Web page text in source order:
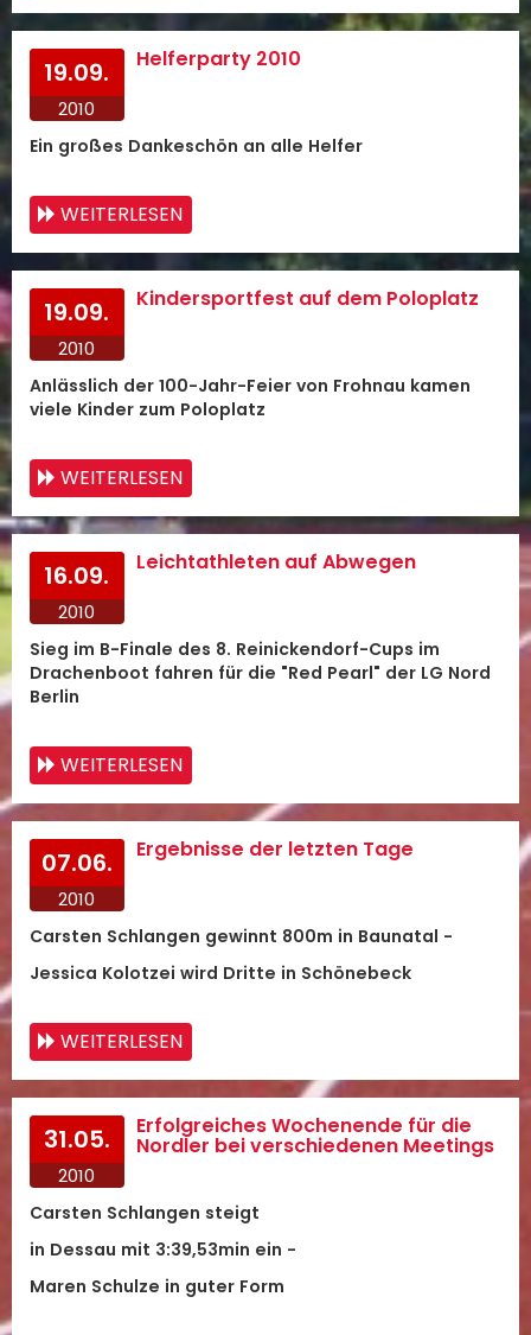
19.09.
2010
Helferparty 2010
Ein großes Dankeschön an alle Helfer
WEITERLESEN
19.09.
2010
Kindersportfest auf dem Poloplatz
Anlässlich der 100-Jahr-Feier von Frohnau kamen
viele Kinder zum Poloplatz
WEITERLESEN
16.09.
2010
Leichtathleten auf Abwegen
Sieg im B-Finale des 8. Reinickendorf-Cups im
Drachenboot fahren für die "Red Pearl" der LG Nord
Berlin
WEITERLESEN
07.06.
2010
Ergebnisse der letzten Tage
Carsten Schlangen gewinnt 800m in Baunatal -
Jessica Kolotzei wird Dritte in Schönebeck
WEITERLESEN
31.05.
2010
Erfolgreiches Wochenende für die
Nordler bei verschiedenen Meetings
Carsten Schlangen steigt
in Dessau mit 3:39,53min ein -
Maren Schulze in guter Form